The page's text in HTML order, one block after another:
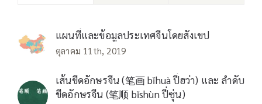
แผนที่และข้อมูลประเทศจีนโดยสังเขป
ตุลาคม 11th, 2019
เส้นขีดอักษรจีน (笔画 bǐhuà ปี่ฮว่า) และ ลำดับ
ขีดอักษรจีน (笔顺 bǐshùn ปี่ซุ่น)